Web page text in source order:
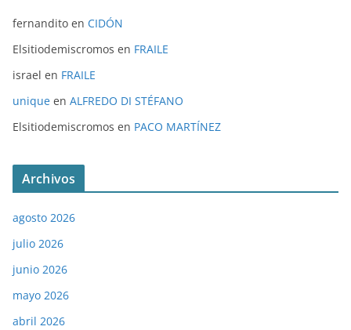
fernandito en CIDÓN
Elsitiodemiscromos en FRAILE
israel en FRAILE
unique en ALFREDO DI STÉFANO
Elsitiodemiscromos en PACO MARTÍNEZ
Archivos
agosto 2026
julio 2026
junio 2026
mayo 2026
abril 2026